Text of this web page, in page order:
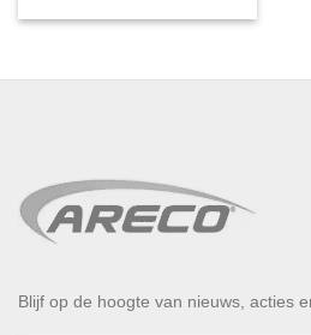
Blijf op de hoogte van nieuws, acties